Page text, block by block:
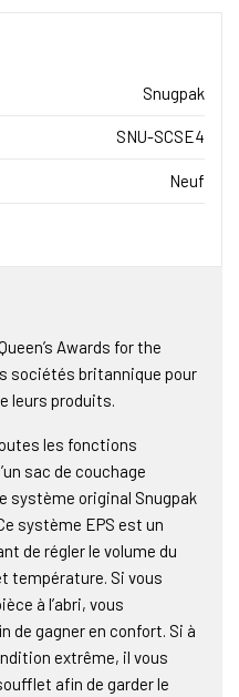
Snugpak
SNU-SCSE4
Neuf
Awards for the
sociétés britannique pour
leurs produits.
les fonctions
sac de couchage
système original Snugpak
système EPS est un
de régler le volume du
température. Si vous
à l’abri, vous
de gagner en confort. Si à
extrême, il vous
afin de garder le